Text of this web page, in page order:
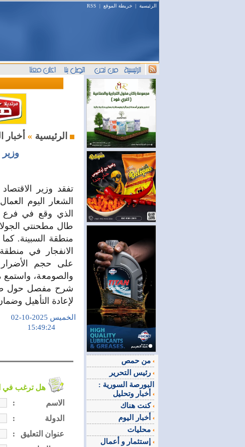
الرئيسية | خريطة الموقع |
RSS
الرئيسية »
تفقد وزير
الشعار اليوم
الذي وقع في فرع
طال مطحنتي
منطقة السبينة.
الانفجار في
على حجم
والصومعة، واستمع
شرح مفصل حول
لإعادة التأهيل
الخميس 2025-10-02
15:49:24
هل ترغب في التعليق على الموضوع ؟
:
الاسم
:
الدولة
:
عنوان التعليق
البورصة السورية :
كنت هناك